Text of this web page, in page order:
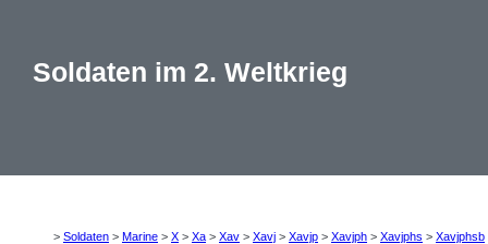
Soldaten im 2. Weltkrieg
> Soldaten > Marine > X > Xa > Xav > Xavj > Xavjp > Xavjph > Xavjphs > Xavjphsb